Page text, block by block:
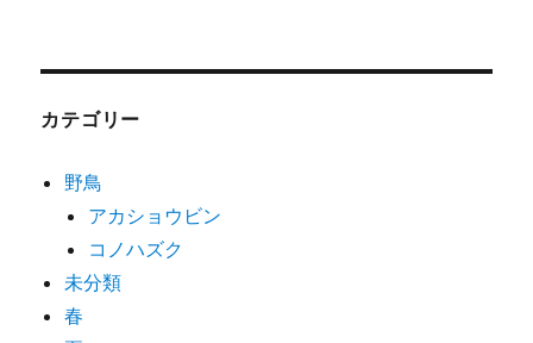
カテゴリー
野鳥
アカショウビン
コノハズク
未分類
春